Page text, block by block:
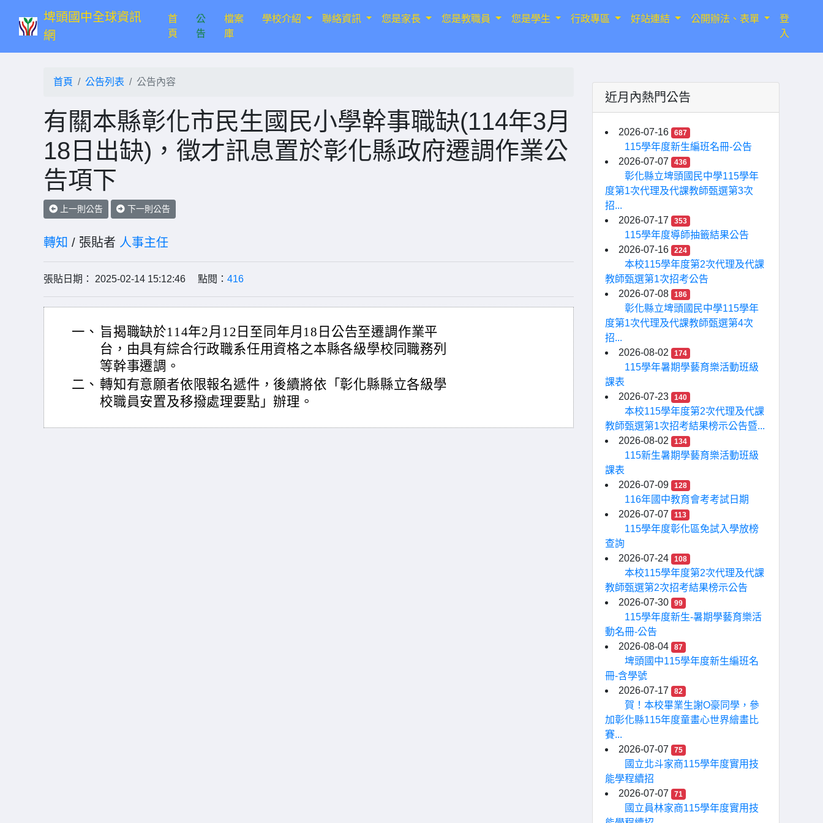
埤頭國中全球資訊
網
首
頁(current)
公
告
檔案
庫
學校介紹 聯絡資訊 您是家長 您是教職員 您是學生 行政專區 好站連結 公開辦法、表單
登
入
首頁 公告列表 公告內容
有關本縣彰化市民生國民小學幹事職缺(114年3月
18日出缺)，徵才訊息置於彰化縣政府遷調作業公
告項下
上一則公告 下一則公告
轉知 / 張貼者 人事主任
張貼日期： 2025-02-14 15:12:46 點閱： 416
一、 旨揭職缺於114年2月12日至同年月18日公告至遷調作業平
台，由具有綜合行政職系任用資格之本縣各級學校同職務列
等幹事遷調。
二、 轉知有意願者依限報名遞件，後續將依「彰化縣縣立各級學
校職員安置及移撥處理要點」辦理。
近月內熱門公告
2026-07-16 687
115學年度新生編班名冊-公告
2026-07-07
436
彰化縣立埤頭國民中學115學年
度第1次代理及代課教師甄選第3次
招...
2026-07-17
353
115學年度導師抽籤結果公告
2026-07-16
224
本校115學年度第2次代理及代課
教師甄選第1次招考公告
2026-07-08
186
彰化縣立埤頭國民中學115學年
度第1次代理及代課教師甄選第4次
招...
2026-08-02
174
115學年暑期學藝育樂活動班級
課表
2026-07-23
140
本校115學年度第2次代理及代課
教師甄選第1次招考結果榜示公告暨...
2026-08-02
134
115新生暑期學藝育樂活動班級
課表
2026-07-09
128
116年國中教育會考考試日期
2026-07-07
113
115學年度彰化區免試入學放榜
查詢
2026-07-24
108
本校115學年度第2次代理及代課
教師甄選第2次招考結果榜示公告
2026-07-30
99
115學年度新生-暑期學藝育樂活
動名冊-公告
2026-08-04
87
埤頭國中115學年度新生編班名
冊-含學號
2026-07-17
82
賀！本校畢業生謝O豪同學，參
加彰化縣115年度童畫心世界繪畫比
賽...
2026-07-07
75
國立北斗家商115學年度實用技
能學程續招
2026-07-07
71
國立員林家商115學年度實用技